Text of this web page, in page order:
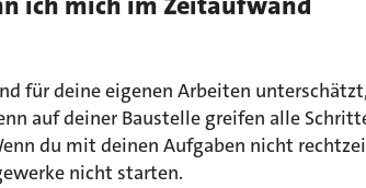
für deine eigenen Arbeiten
auf deiner Baustelle greifen alle
du mit deinen Aufgaben nicht
nicht starten.